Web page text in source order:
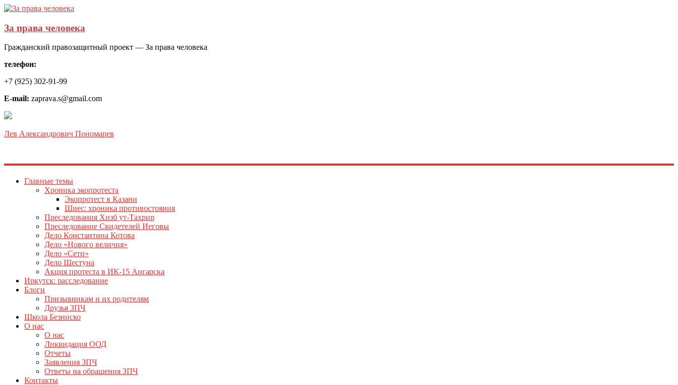
За права человека
Гражданский правозащитный проект — За права человека
телефон:
+7 (925) 302-91-99
E-mail: zaprava.s@gmail.com
Лев Александрович Пономарев
Главные темы
Хроника экопротеста
Экопротест в Казани
Шиес: хроника противостояния
Преследования Хизб ут-Тахрир
Преследование Свидетелей Иеговы
Дело Константина Котова
Дело «Нового величия»
Дело «Сети»
Дело Шестуна
Акция протеста в ИК-15 Ангарска
Иркутск: расследование
Блоги
Призывникам и их родителям
Друзья ЗПЧ
Школа Безниско
О нас
О нас
Ликвидация ООД
Отчеты
Заявления ЗПЧ
Ответы на обращения ЗПЧ
Контакты